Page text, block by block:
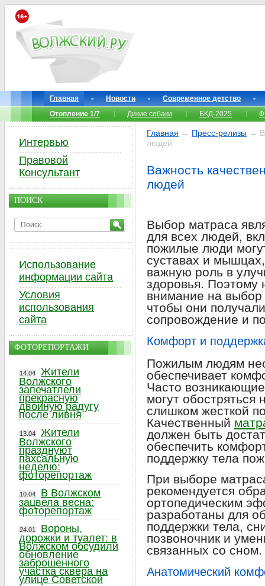
Главная Новости
Современное детство
Отопление 1/7
Дикие собаки БКД-2025
Главная → Пресс-релизы →
людей
Важность
людей
Выбор матраса
для всех людей,
пожилые люди
суставах и
важную роль в
здоровья. Поэтому
внимание на
чтобы они
сопровождение и
Комфорт и
Пожилым людям
обеспечивает
Часто
могут обостряться
слишком жесткой
Качественный
должен быть
обеспечить
поддержку тела
При выборе
рекомендуется
ортопедическим
разработаны для
поддержки тела,
позвоночник и
связанных со сном.
Анатомический
Интервью
Правовой
Консультант
ПОИСК
Использование
информации сайта
Условия
использования
сайта
ФОТОРЕПОРТАЖИ
14.04
Жители
Волжского
запечатлели
прекрасную
двойную радугу
после ливня
13.04
Жители
Волжского
празднуют
пахсальную
неделю:
фоторепортаж
10.04
В Волжском
зацвела весна:
фоторепортаж
24.01
Вороны,
дорожки и туалет: в
Волжском обсудили
обновление
заброшенного
участка сквера на
улице Советской